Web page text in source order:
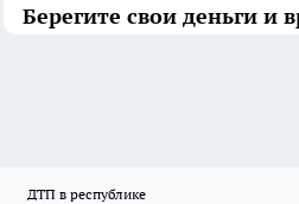
Берегите свои деньги и
ДТП в республике